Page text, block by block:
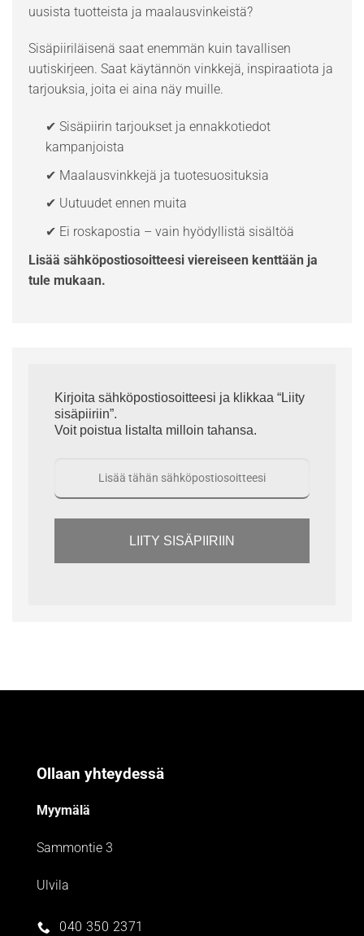
uusista tuotteista ja maalausvinkeistä?
Sisäpiiriläisenä saat enemmän kuin tavallisen
uutiskirjeen. Saat käytännön vinkkejä, inspiraatiota ja
tarjouksia, joita ei aina näy muille.
✔ Sisäpiirin tarjoukset ja ennakkotiedot
kampanjoista
✔ Maalausvinkkejä ja tuotesuosituksia
✔ Uutuudet ennen muita
✔ Ei roskapostia – vain hyödyllistä sisältöä
Lisää sähköpostiosoitteesi viereiseen kenttään ja
tule mukaan.
Kirjoita sähköpostiosoitteesi ja klikkaa “Liity
sisäpiiriin”.
Voit poistua listalta milloin tahansa.
LIITY SISÄPIIRIIN
Ollaan yhteydessä
Myymälä
Sammontie 3
Ulvila
040 350 2371